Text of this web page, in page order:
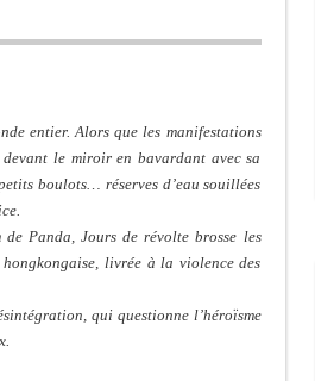
entier. Alors que les manifestations
le miroir en bavardant avec sa
boulots… réserves d’eau souillées
de Panda,Jours de révolte brosse les
livrée à la violence des
qui questionne l’héroïsme